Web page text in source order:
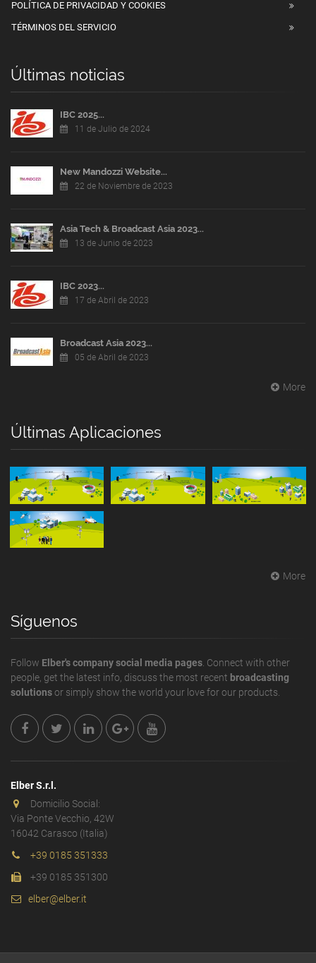
POLÍTICA DE PRIVACIDAD Y COOKIES
TÉRMINOS DEL SERVICIO
Últimas noticias
IBC 2025...
11 de Julio de 2024
New Mandozzi Website...
22 de Noviembre de 2023
Asia Tech & Broadcast Asia 2023...
13 de Junio de 2023
IBC 2023...
17 de Abril de 2023
Broadcast Asia 2023...
05 de Abril de 2023
More
Últimas Aplicaciones
More
Síguenos
Follow Elber's company social media pages. Connect with other
people, get the latest info, discuss the most recent broadcasting
solutionsor simply show the world your love for our products.
Elber S.r.l.
Domicilio Social:
Via Ponte Vecchio, 42W
16042 Carasco (Italia)
+39 0185 351333
+39 0185 351300
elber@elber.it